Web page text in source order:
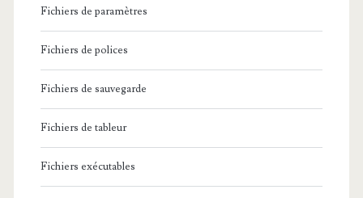
Fichiers de paramètres
Fichiers de polices
Fichiers de sauvegarde
Fichiers de tableur
Fichiers exécutables